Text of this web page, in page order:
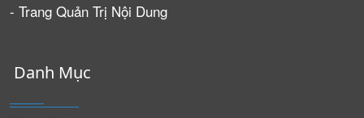
- Trang Quản Trị Nội Dung
Danh Mục